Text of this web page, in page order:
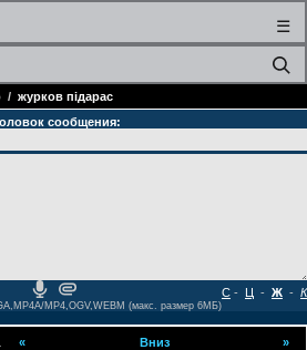
☰
/ жypкoв пiдарас
сообщения:
- Ц - Ж - К
С
MP4,OGV,WEBM (макс. размер 6МБ)
»
« Вниз